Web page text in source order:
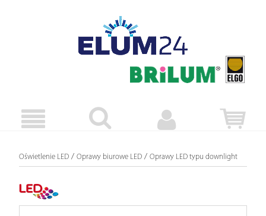
Oświetlenie LED / Oprawy biurowe LED / Oprawy LED typu downlight